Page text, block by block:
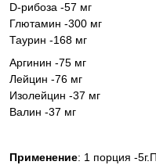
D-рибоза -57 мг
Глютамин -300 мг
Таурин -168 мг
Аргинин -75 мг
Лейцин -76 мг
Изолейцин -37 мг
Валин -37 мг
Применение: 1 порция -